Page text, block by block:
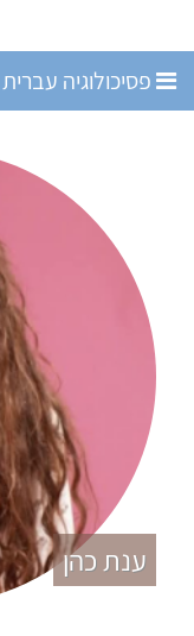
פסיכולוגיה עברית
ענת כהן